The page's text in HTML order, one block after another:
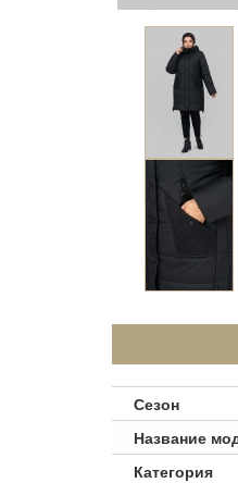
Сезон
Название
Категория